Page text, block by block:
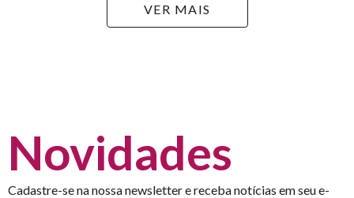
VER MAIS
Novidades
Cadastre-se na nossa newsletter e receba notícias em seu e-